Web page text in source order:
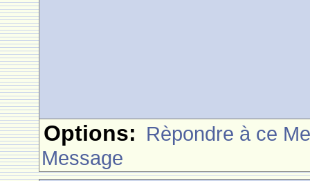
Options: Rèpondre à ce
Message